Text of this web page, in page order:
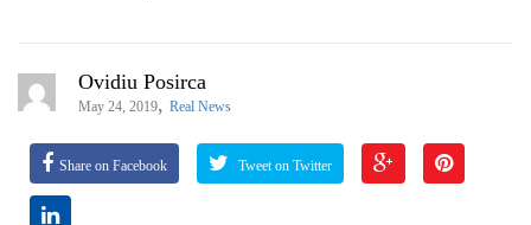
Ovidiu Posirca
May 24, 2019, Real News
Share on Facebook Tweet on Twitter